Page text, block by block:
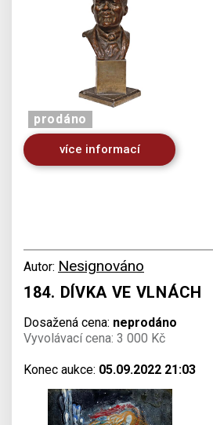
prodáno
více informací
Autor: Nesignováno
184. DÍVKA VE VLNÁCH
Dosažená cena: neprodáno
Vyvolávací cena: 3 000 Kč
Konec aukce: 05.09.2022 21:03